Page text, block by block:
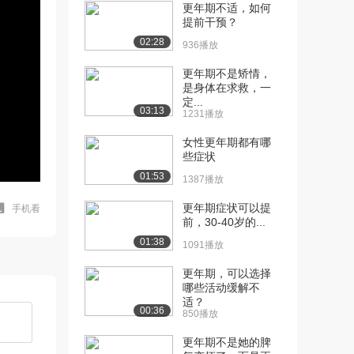
手机看
02:28
更年期不适，如何
提前干预？
936播放
03:13
更年期不是矫情，
是身体在求救，一
定...
1231播放
01:53
女性更年期都有哪
些症状
1387播放
01:38
更年期症状可以提
前，30-40岁的...
1091播放
00:36
更年期，可以选择
哪些活动缓解不
适？
850播放
更年期不是她的脾